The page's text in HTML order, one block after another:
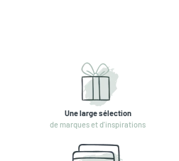
Une large sélection
de marques et d'inspirations